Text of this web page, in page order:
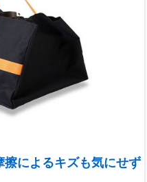
によるキズも気にせず